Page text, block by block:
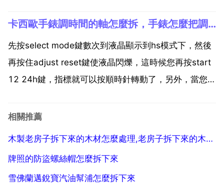
頭，半軸固定螺絲，然後就可以撬出來，希望可以幫到
你，雪佛蘭4s維修技師為你解答。科魯茲左邊半軸油封
底...
卡西歐手錶調時間的軸怎麼拆，手錶怎麼把調時間的軸拆下來？
先按select mode鍵數次到液晶顯示到hs模式下，然後
再按住adjust reset鍵使液晶閃爍，這時候您再按start
12 24h鍵，指標就可以按順時針轉動了，另外，當您按
指標就可以自動按順時針轉動了。理論上在hs模式下調
相關推薦
木製老房子拆下來的木材怎麼處理,老房子拆下來的木料有用嗎
牌照的防盜螺絲帽怎麼拆下來
雪佛蘭邁銳寶汽油幫浦怎麼拆下來